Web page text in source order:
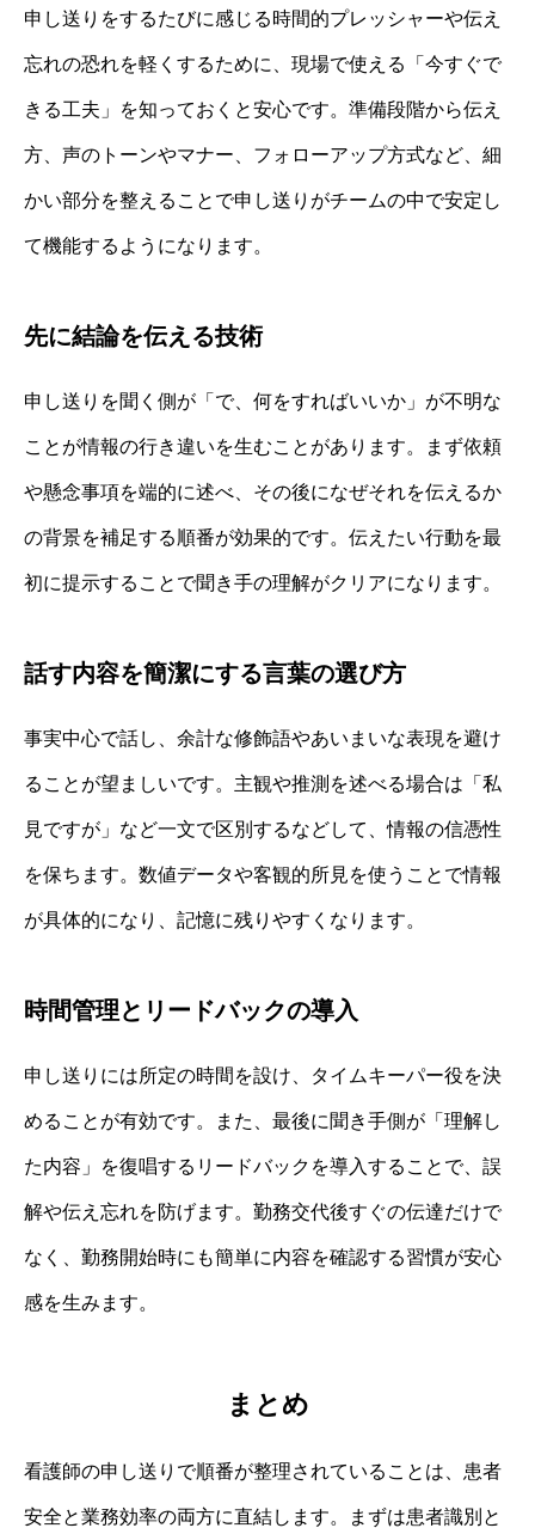
申し送りをするたびに感じる時間的プレッシャーや伝え
忘れの恐れを軽くするために、現場で使える「今すぐで
きる工夫」を知っておくと安心です。準備段階から伝え
方、声のトーンやマナー、フォローアップ方式など、細
かい部分を整えることで申し送りがチームの中で安定し
て機能するようになります。
先に結論を伝える技術
申し送りを聞く側が「で、何をすればいいか」が不明な
ことが情報の行き違いを生むことがあります。まず依頼
や懸念事項を端的に述べ、その後になぜそれを伝えるか
の背景を補足する順番が効果的です。伝えたい行動を最
初に提示することで聞き手の理解がクリアになります。
話す内容を簡潔にする言葉の選び方
事実中心で話し、余計な修飾語やあいまいな表現を避け
ることが望ましいです。主観や推測を述べる場合は「私
見ですが」など一文で区別するなどして、情報の信憑性
を保ちます。数値データや客観的所見を使うことで情報
が具体的になり、記憶に残りやすくなります。
時間管理とリードバックの導入
申し送りには所定の時間を設け、タイムキーパー役を決
めることが有効です。また、最後に聞き手側が「理解し
た内容」を復唱するリードバックを導入することで、誤
解や伝え忘れを防げます。勤務交代後すぐの伝達だけで
なく、勤務開始時にも簡単に内容を確認する習慣が安心
感を生みます。
まとめ
看護師の申し送りで順番が整理されていることは、患者
安全と業務効率の両方に直結します。まずは患者識別と